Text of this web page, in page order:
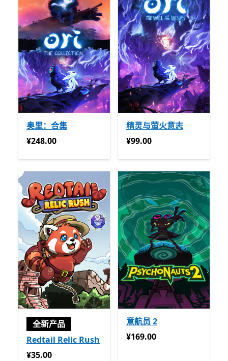
奥里：合集
¥248.00
¥248.00
精灵与萤火意志
¥99.00
¥99.00
全新产品
Redtail Relic Rush
¥35.00
¥35.00
意航员 2
¥169.00
¥169.00